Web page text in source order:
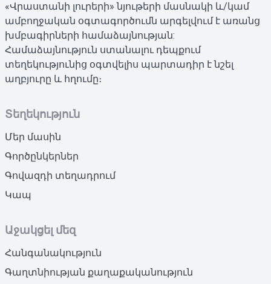
«Վրաստանի լուրերի» նյութերի մասնակի և/կամ
ամբողջական օգտագործումն արգելվում է առանց
խմբագիրների համաձայնության:
Համաձայնություն ստանալու դեպքում
տեղեկությունից օգտվելիս պարտադիր է նշել
աղբյուրը և հղումը։
Տեղեկություն
Մեր մասին
Գործընկերներ
Գովազդի տեղադրում
Կապ
Աջակցել մեզ
Հանգանակություն
Գաղտնիության քաղաքականություն